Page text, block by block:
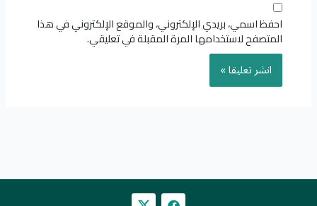
احفظ اسمي، بريدي الإلكتروني، والموقع الإلكتروني في هذا
المتصفح لاستخدامها المرة المقبلة في تعليقي.
F